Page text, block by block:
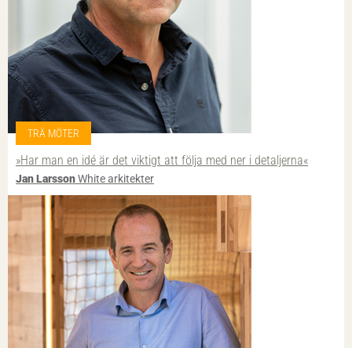
TRÄ MÖTER
»Har man en idé är det viktigt att följa med ner i detaljerna«
Jan LarssonWhite arkitekter